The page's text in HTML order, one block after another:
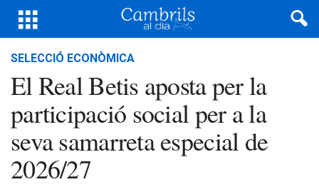
SELECCIÓ ECONÒMICA
El Real Betis aposta per la
participació social per a la
seva samarreta especial de
2026/27